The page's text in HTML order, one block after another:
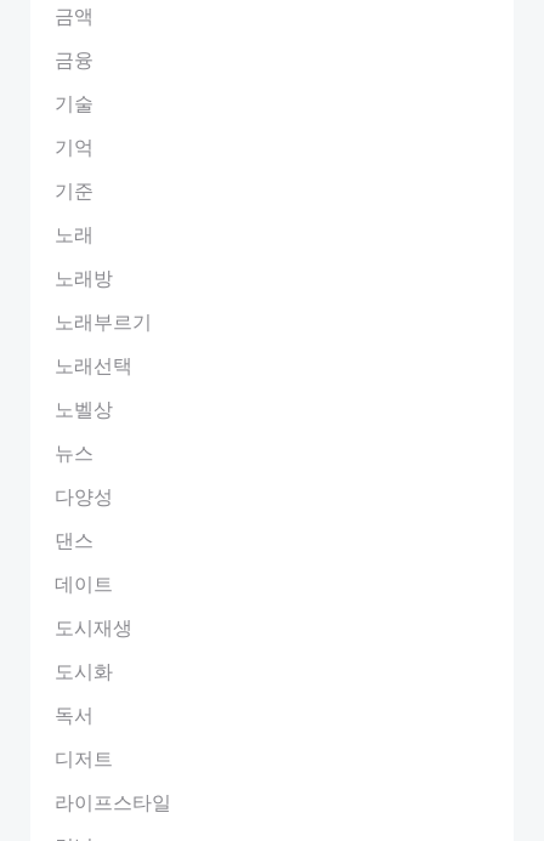
금액
금융
기술
기억
기준
노래
노래방
노래부르기
노래선택
노벨상
뉴스
다양성
댄스
데이트
도시재생
도시화
독서
디저트
라이프스타일